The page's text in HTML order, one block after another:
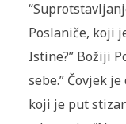
Poslaniče, koji
Istine?” Božiji
sebe.” Čovjek
koji je put